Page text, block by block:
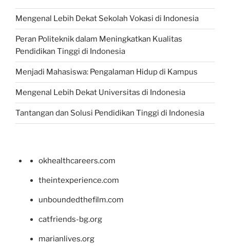
Mengenal Lebih Dekat Sekolah Vokasi di Indonesia
Peran Politeknik dalam Meningkatkan Kualitas
Pendidikan Tinggi di Indonesia
Menjadi Mahasiswa: Pengalaman Hidup di Kampus
Mengenal Lebih Dekat Universitas di Indonesia
Tantangan dan Solusi Pendidikan Tinggi di Indonesia
okhealthcareers.com
theintexperience.com
unboundedthefilm.com
catfriends-bg.org
marianlives.org